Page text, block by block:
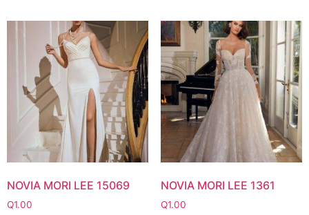
NOVIA MORI LEE 15069
Q1.00
NOVIA MORI LEE 1361
Q1.00